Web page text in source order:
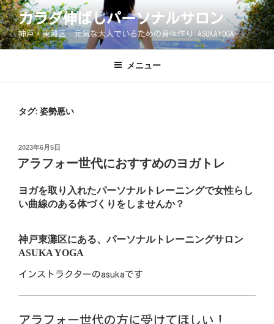
コ
ン
テ
ン
カラダ伸ばしパーソナルサロン
神戸・東灘区 元気な大人でいるための身体作り ASUKAYOGA
メニュー
タグ: 姿勢悪い
投
稿
日:
2023年6月5日
アラフォー世代におすすめのヨガトレ
ヨガを取り入れたパーソナルトレーニングで女性らし
い曲線のある体づくりをしませんか？
神戸東灘区にある、パーソナルトレーニングサロン
ASUKA YOGA
インストラクターのasukaです
アラフォー世代の方に受けてほしい！